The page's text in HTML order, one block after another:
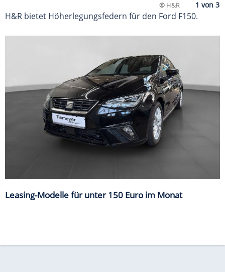
© H&R
H&R bietet Höherlegungsfedern für den Ford F150.
Leasing-Modelle für unter 150 Euro im Monat